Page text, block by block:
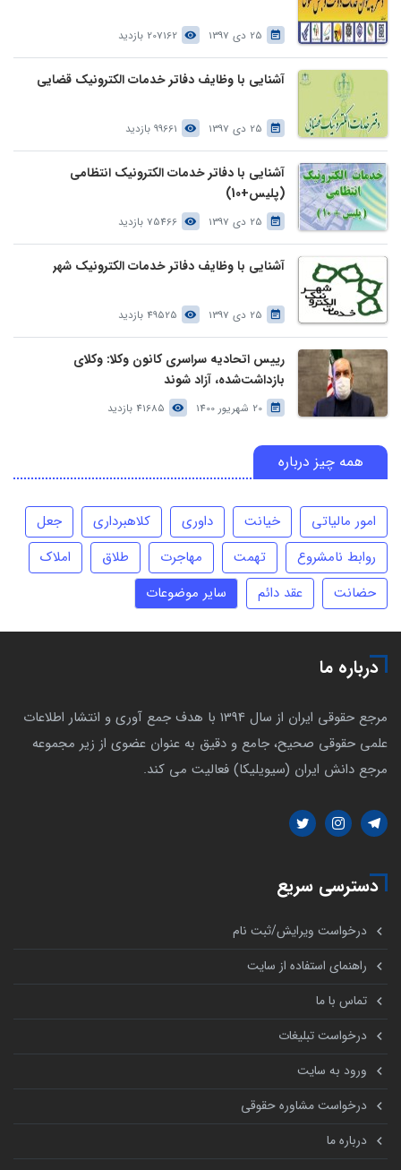
25 دی 1397 207162 بازدید
آشنایی با وظایف دفاتر خدمات الکترونیک قضایی
25 دی 1397 99661 بازدید
آشنایی با دفاتر خدمات الکترونیک انتظامی
(پلیس+10)
25 دی 1397 75466 بازدید
آشنایی با وظایف دفاتر خدمات الکترونیک شهر
25 دی 1397 49525 بازدید
رییس اتحادیه سراسری کانون وکلا: وکلای
بازداشت‌شده، آزاد شوند
20 شهریور 1400 41685 بازدید
همه چیز درباره
امور مالیاتی خیانت داوری کلاهبرداری
جعل
روابط نامشروع
تهمت مهاجرت طلاق
املاک
حضانت
عقد دائم سایر موضوعات
درباره ما
مرجع حقوقی ایران از سال 1394 با هدف جمع آوری و انتشار اطلاعات
علمی حقوقی صحیح، جامع و دقیق به عنوان عضوی از زیر مجموعه
مرجع دانش ایران (سیویلیکا) فعالیت می کند.
دسترسی سریع
درخواست ویرایش/ثبت نام
راهنمای استفاده از سایت
تماس با ما
درخواست تبلیغات
ورود به سایت
درخواست مشاوره حقوقی
درباره ما